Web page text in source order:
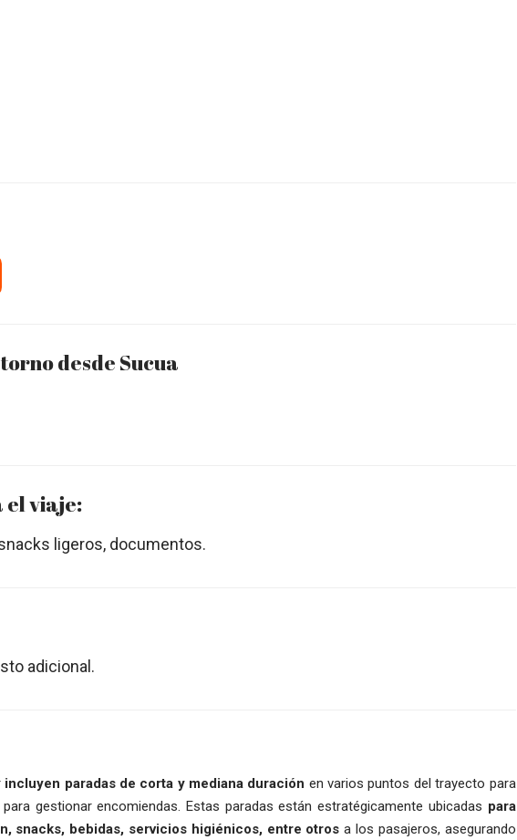
desde Sucua
el viaje:
ligeros, documentos.
adicional.
incluyen paradas de corta y mediana duración en varios puntos del trayecto para
gestionar encomiendas. Estas paradas están estratégicamente ubicadas para
snacks, bebidas, servicios higiénicos, entre otros a los pasajeros, asegurando